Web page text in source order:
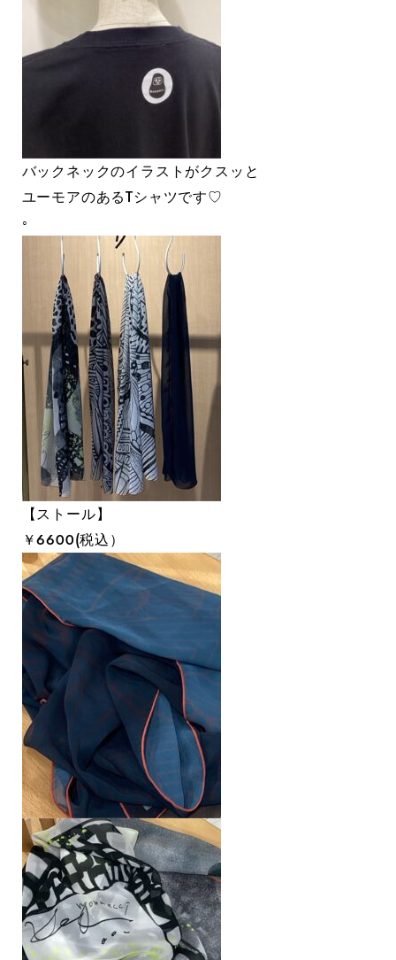
バックネックのイラストがクスッと
ユーモアのあるTシャツです♡
◦
【ストール】
￥６６００(税込）